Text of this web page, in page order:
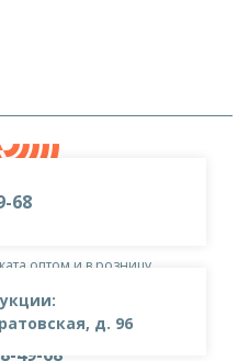
68
д. 96
оптом и в розницу
49-68